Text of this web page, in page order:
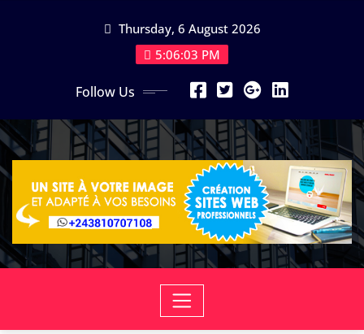
Thursday, 6 August 2026
5:06:03 PM
Follow Us